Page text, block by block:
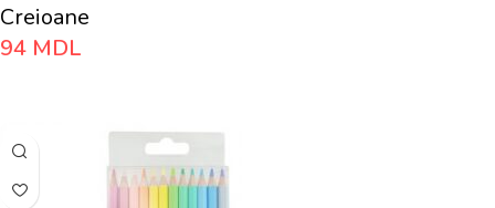
Creioane
94 MDL